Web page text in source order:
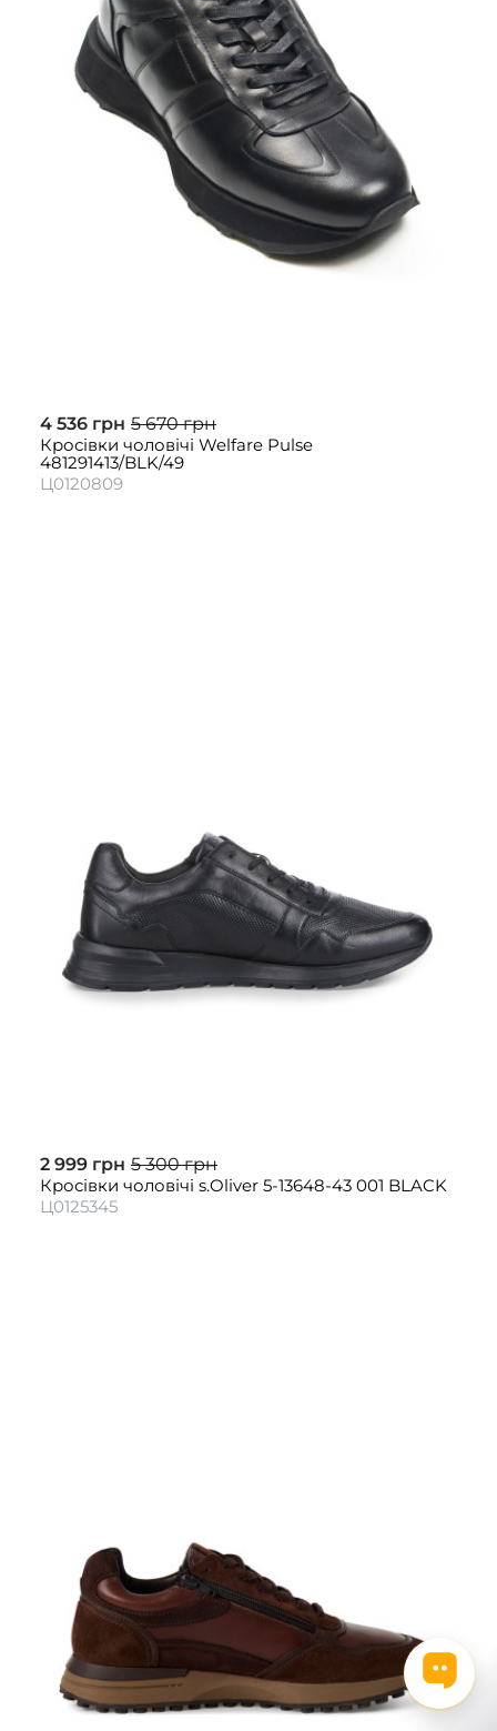
4 536 грн 5 670 грн
Кросівки чоловічі Welfare Pulse
481291413/BLK/49
Ц0120809
2 999 грн 5 300 грн
Кросівки чоловічі s.Oliver 5-13648-43 001 BLACK
Ц0125345